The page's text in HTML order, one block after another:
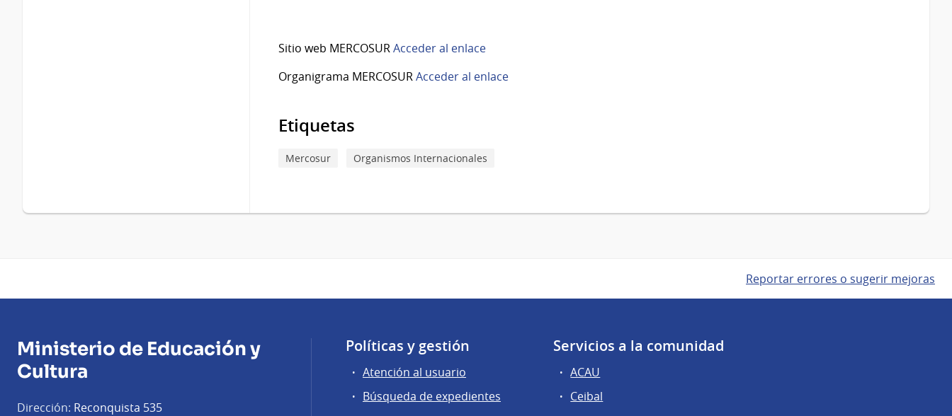
Sitio web MERCOSURAcceder al enlace
Organigrama MERCOSURAcceder al enlace
Etiquetas
Mercosur Organismos Internacionales
Reportar errores o sugerir mejoras
Ministerio de Educación y
Cultura
Dirección: Reconquista 535
Políticas y gestión
Atención al usuario
Búsqueda de expedientes
Servicios a la comunidad
ACAU
Ceibal